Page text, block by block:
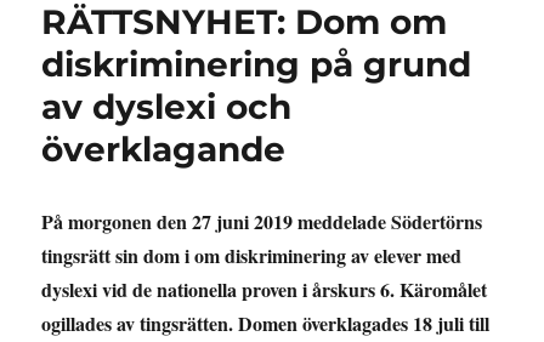
RÄTTSNYHET: Dom om
diskriminering på grund
av dyslexi och
överklagande
På morgonen den 27 juni 2019 meddelade Södertörns
tingsrätt sin dom i om diskriminering av elever med
dyslexi vid de nationella proven i årskurs 6. Käromålet
ogillades av tingsrätten. Domen överklagades 18 juli till